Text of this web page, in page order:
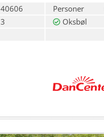
40606 Personer
3
Oksbøl